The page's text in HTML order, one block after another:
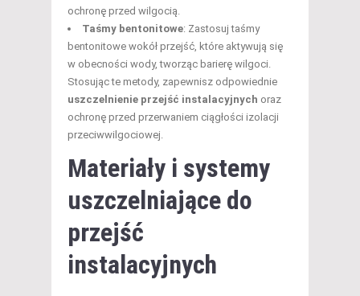
ochronę przed wilgocią.
Taśmy bentonitowe: Zastosuj taśmy
bentonitowe wokół przejść, które aktywują się
w obecności wody, tworząc barierę wilgoci.
Stosując te metody, zapewnisz odpowiednie
uszczelnienie przejść instalacyjnych oraz
ochronę przed przerwaniem ciągłości izolacji
przeciwwilgociowej.
Materiały i systemy
uszczelniające do
przejść
instalacyjnych